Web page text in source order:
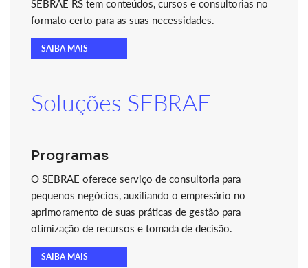
SEBRAE RS tem conteúdos, cursos e consultorias no
formato certo para as suas necessidades.
SAIBA MAIS
Soluções SEBRAE
Programas
O SEBRAE oferece serviço de consultoria para
pequenos negócios, auxiliando o empresário no
aprimoramento de suas práticas de gestão para
otimização de recursos e tomada de decisão.
SAIBA MAIS